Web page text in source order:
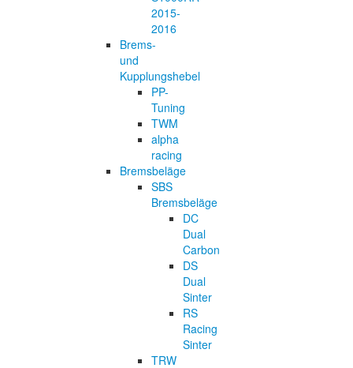
2015-
2016
Brems-
und
Kupplungshebel
PP-
Tuning
TWM
alpha
racing
Bremsbeläge
SBS
Bremsbeläge
DC
Dual
Carbon
DS
Dual
Sinter
RS
Racing
Sinter
TRW